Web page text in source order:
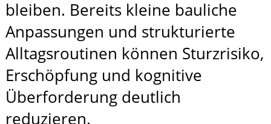
bleiben. Bereits kleine bauliche
Anpassungen und strukturierte
Alltagsroutinen können Sturzrisiko,
Erschöpfung und kognitive
Überforderung deutlich
reduzieren.